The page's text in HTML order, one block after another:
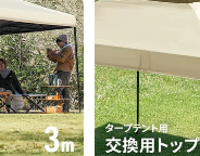
つけたい時などに便利です。
階